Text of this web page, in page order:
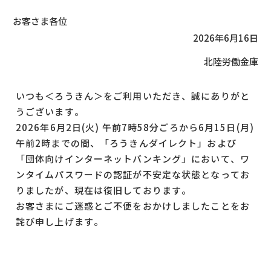
お客さま各位
2026年6月16日
北陸労働金庫
いつも＜ろうきん＞をご利用いただき、誠にありがと
うございます。
2026年6月2日(火) 午前7時58分ごろから6月15日(月)
午前2時までの間、「ろうきんダイレクト」および
「団体向けインターネットバンキング」において、ワ
ンタイムパスワードの認証が不安定な状態となってお
りましたが、現在は復旧しております。
お客さまにご迷惑とご不便をおかけしましたことをお
詫び申し上げます。